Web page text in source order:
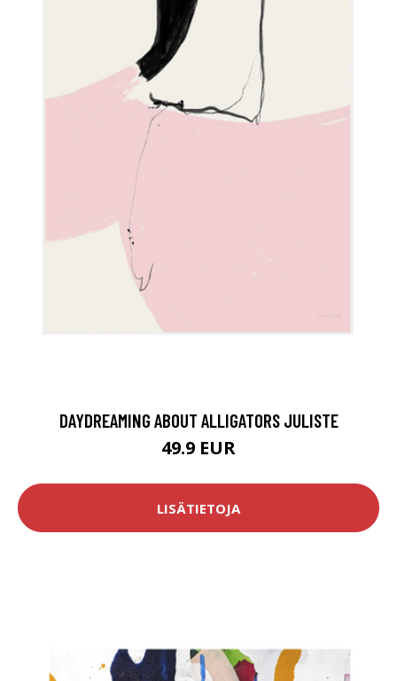
DAYDREAMING ABOUT ALLIGATORS JULISTE
49.9 EUR
LISÄTIETOJA